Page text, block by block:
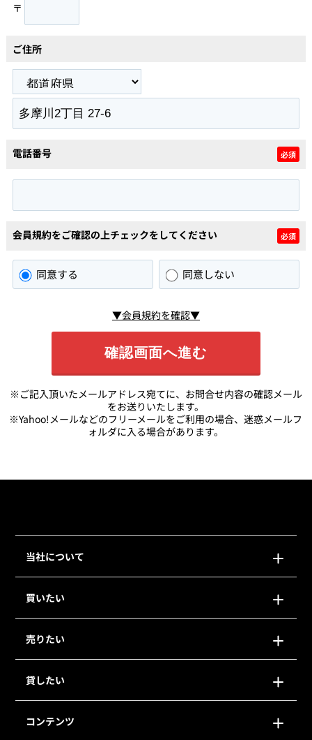
〒
ご住所
電話番号 必須
会員規約をご確認の上チェックをしてください 必須
同意する 同意しない
▼会員規約を確認▼
※ご記入頂いたメールアドレス宛てに、お問合せ内容の確認メール
をお送りいたします。
※Yahoo!メールなどのフリーメールをご利用の場合、迷惑メールフ
ォルダに入る場合があります。
当社について
買いたい
売りたい
貸したい
コンテンツ